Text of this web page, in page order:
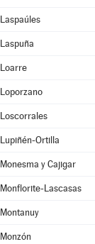
Laspaúles
Laspuña
Loarre
Loporzano
Loscorrales
Lupiñén-Ortilla
Monesma y Cajigar
Monflorite-Lascasas
Montanuy
Monzón